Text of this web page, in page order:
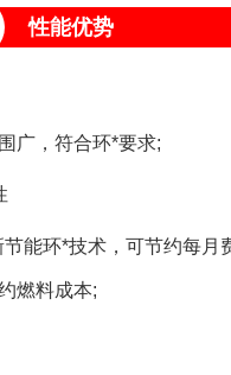
性能优势
广，符合环*要求;
能环*技术，可节约每月
燃料成本;